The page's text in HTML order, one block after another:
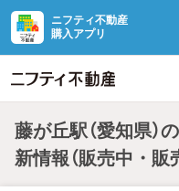
ニフティ不動産
購入アプリ
藤が丘駅（愛知県）
新情報（販売中・販